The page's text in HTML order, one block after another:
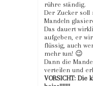
rühre ständig.
Der Zucker soll
Mandeln
Das dauert
aufgeben, er
flüssig, auch
mehr tun! 😉
Dann die
verteilen und
VORSICHT: